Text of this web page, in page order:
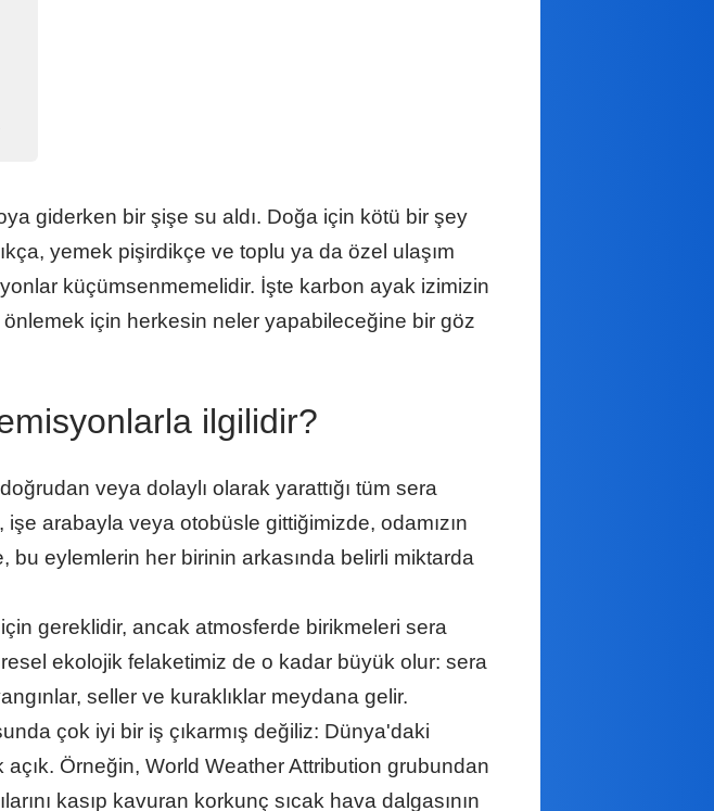
giderken bir şişe su aldı. Doğa için kötü bir şey
yemek pişirdikçe ve toplu ya da özel ulaşım
küçümsenmemelidir. İşte karbon ayak izimizin
için herkesin neler yapabileceğine bir göz
ilgilidir?
veya dolaylı olarak yarattığı tüm sera
arabayla veya otobüsle gittiğimizde, odamızın
bu eylemlerin her birinin arkasında belirli miktarda
gereklidir, ancak atmosferde birikmeleri sera
ekolojik felaketimiz de o kadar büyük olur: sera
seller ve kuraklıklar meydana gelir.
çok iyi bir iş çıkarmış değiliz: Dünya'daki
Örneğin, World Weather Attribution grubundan
kasıp kavuran korkunç sıcak hava dalgasının